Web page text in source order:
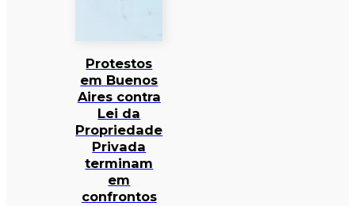
Protestos
em Buenos
Aires contra
Lei da
Propriedade
Privada
terminam
em
confrontos